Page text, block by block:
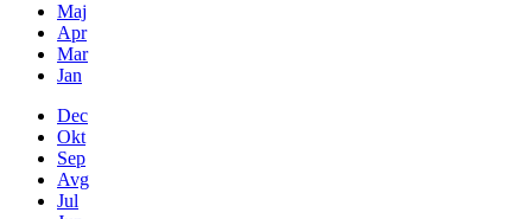
Maj
Apr
Mar
Jan
Dec
Okt
Sep
Avg
Jul